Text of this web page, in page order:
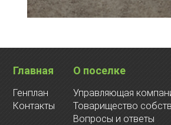
Главная
Генплан
Контакты
О поселке
Управляющая
Товарищество
Вопросы и ответы